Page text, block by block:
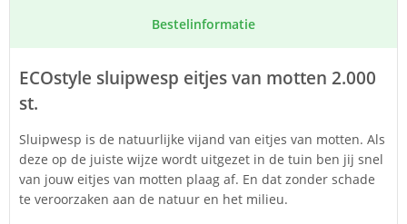
Bestel­informatie
ECOstyle sluipwesp eitjes van motten 2.000
st.
Sluipwesp is de natuurlijke vijand van eitjes van motten. Als
deze op de juiste wijze wordt uitgezet in de tuin ben jij snel
van jouw eitjes van motten plaag af. En dat zonder schade
te veroorzaken aan de natuur en het milieu.